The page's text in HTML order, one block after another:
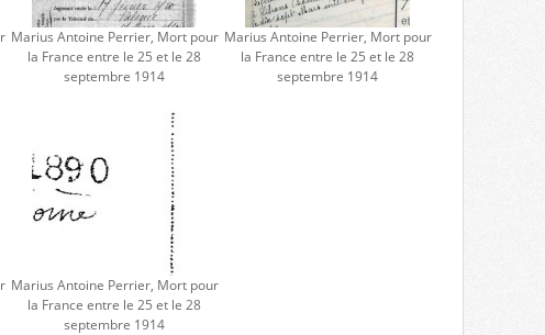
Marius Antoine Perrier, Mort pour
la France entre le 25 et le 28
septembre 1914
Marius Antoine Perrier, Mort pour
la France entre le 25 et le 28
septembre 1914
Marius Antoine Perrier, Mort pour
la France entre le 25 et le 28
septembre 1914